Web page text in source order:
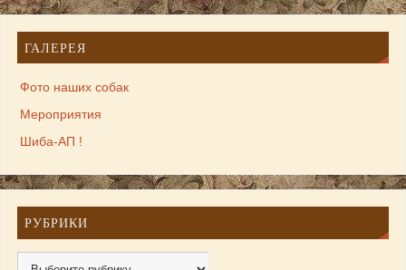
ГАЛЕРЕЯ
Фото наших собак
Мероприятия
Шиба-АП !
РУБРИКИ